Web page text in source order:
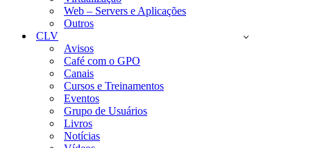
Web – Servers e Aplicações
Outros
CLV
Avisos
Café com o GPO
Canais
Cursos e Treinamentos
Eventos
Grupo de Usuários
Livros
Notícias